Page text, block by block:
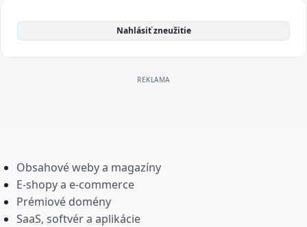
Nahlásiť zneužitie
Obsahové weby a magazíny
E-shopy a e-commerce
Prémiové domény
SaaS, softvér a aplikácie